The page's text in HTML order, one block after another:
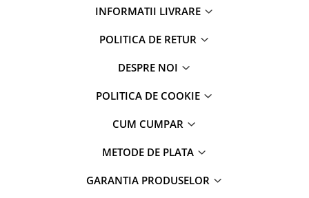
INFORMATII LIVRARE
POLITICA DE RETUR
DESPRE NOI
POLITICA DE COOKIE
CUM CUMPAR
METODE DE PLATA
GARANTIA PRODUSELOR